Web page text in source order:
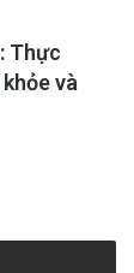
Thực
và